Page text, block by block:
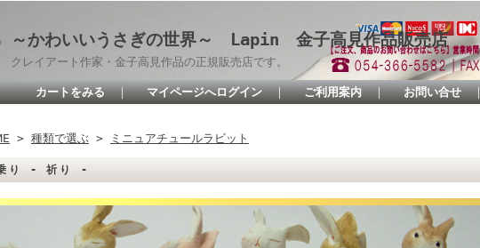
～かわいいうさぎの世界～ Lapin 金子高見作品販売店
クレイアート作家・金子高見作品の正規販売店です。
カートをみる ｜ マイページへログイン ｜ ご利用案内 ｜ お問い合せ
> 種類で選ぶ > ミニュアチュールラビット
り - 祈り -